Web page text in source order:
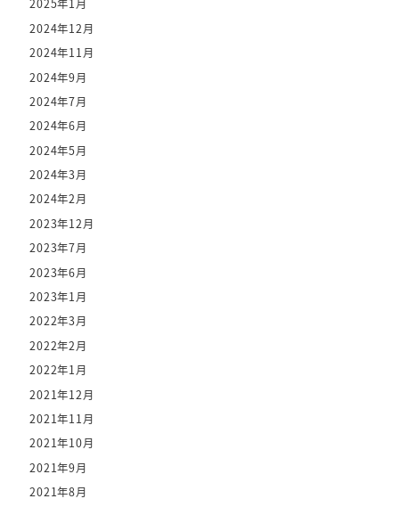
2025年1月
2024年12月
2024年11月
2024年9月
2024年7月
2024年6月
2024年5月
2024年3月
2024年2月
2023年12月
2023年7月
2023年6月
2023年1月
2022年3月
2022年2月
2022年1月
2021年12月
2021年11月
2021年10月
2021年9月
2021年8月